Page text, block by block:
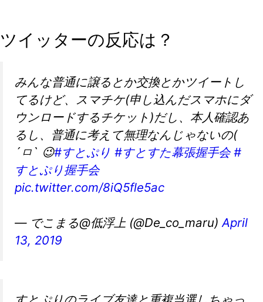
ツイッターの反応は？
みんな普通に譲るとか交換とかツイートし
てるけど、スマチケ(申し込んだスマホにダ
ウンロードするチケット)だし、本人確認あ
るし、普通に考えて無理なんじゃないの(
´ㅁ` 😉#すとぷり #すとすた幕張握手会 #
すとぷり握手会
pic.twitter.com/8iQ5fle5ac
— でこまる@低浮上 (@De_co_maru)April
13, 2019